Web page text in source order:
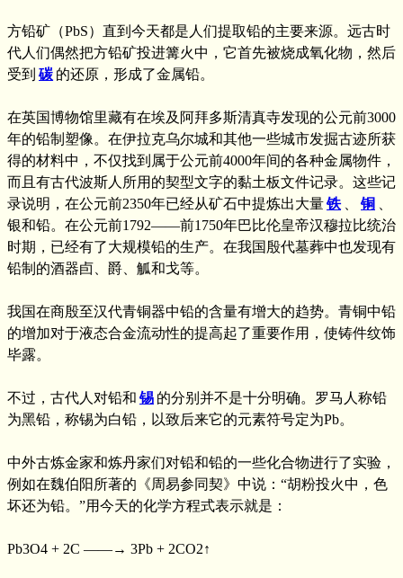
方铅矿（PbS）直到今天都是人们提取铅的主要来源。远古时
代人们偶然把方铅矿投进篝火中，它首先被烧成氧化物，然后
受到 碳 的还原，形成了金属铅。
在英国博物馆里藏有在埃及阿拜多斯清真寺发现的公元前3000
年的铅制塑像。在伊拉克乌尔城和其他一些城市发掘古迹所获
得的材料中，不仅找到属于公元前4000年间的各种金属物件，
而且有古代波斯人所用的契型文字的黏土板文件记录。这些记
录说明，在公元前2350年已经从矿石中提炼出大量铁 铜
银和铅。在公元前1792——前1750年巴比伦皇帝汉穆拉比统治
时期，已经有了大规模铅的生产。在我国殷代墓葬中也发现有
铅制的酒器卣、爵、觚和戈等。
我国在商殷至汉代青铜器中铅的含量有增大的趋势。青铜中铅
的增加对于液态合金流动性的提高起了重要作用，使铸件纹饰
毕露。
不过，古代人对铅和 锡 的分别并不是十分明确。罗马人称铅
为黑铅，称锡为白铅，以致后来它的元素符号定为Pb。
中外古炼金家和炼丹家们对铅和铅的一些化合物进行了实验，
例如在魏伯阳所著的《周易参同契》中说：“胡粉投火中，色
坏还为铅。”用今天的化学方程式表示就是：
Pb3O4 + 2C ——→ 3Pb + 2CO2↑